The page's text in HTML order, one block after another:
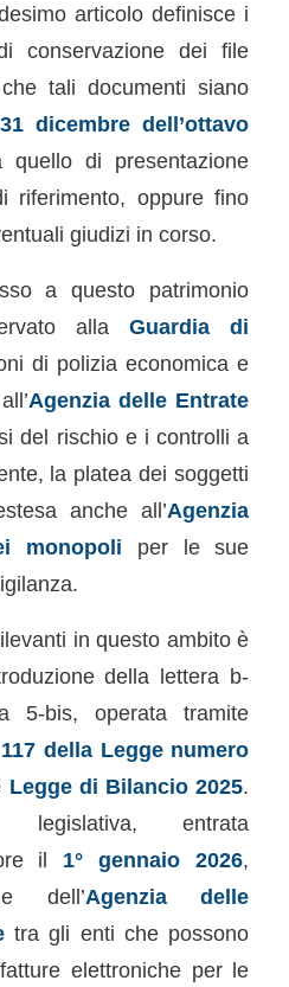
articolo definisce i
conservazione dei file
tali documenti siano
31 dicembre dell’ottavo
di presentazione
riferimento, oppure fino
giudizi in corso.
a questo patrimonio
allaGuardia di
di polizia economica e
Agenzia delle Entrate
del rischio e i controlli a
la platea dei soggetti
anche all’Agenzia
monopoli per le sue
in questo ambito è
della lettera b-
5-bis, operata tramite
della Legge numero
Legge di Bilancio 2025.
legislativa, entrata
il 1° gennaio 2026,
dell’Agenzia delle
tra gli enti che possono
elettroniche per le